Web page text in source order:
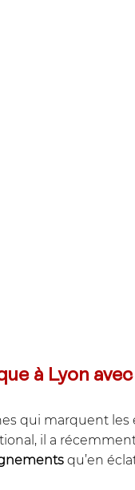
à Lyon
qui marquent les
il a
qu’en